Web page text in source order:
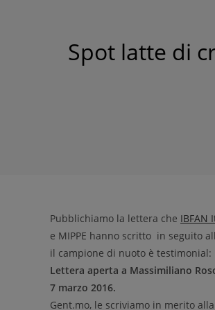
Spot latte di
Pubblichiamo la lettera che IBFAN
e MIPPE hanno scritto in seguito
il campione di nuoto è testimonial:
Lettera aperta a Massimiliano
7 marzo 2016.
Gent.mo, le scriviamo in merito